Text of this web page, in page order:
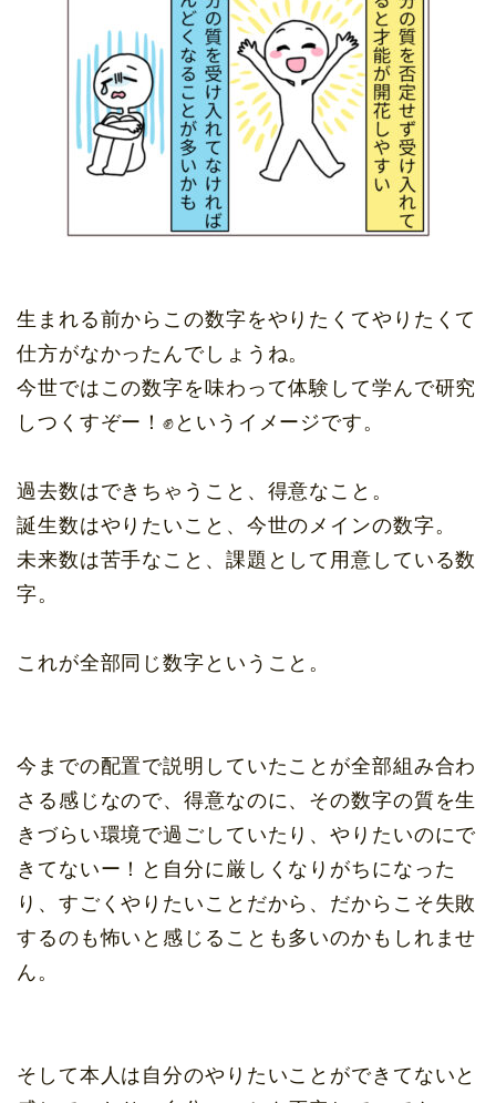
生まれる前からこの数字をやりたくてやりたくて
仕方がなかったんでしょうね。
今世ではこの数字を味わって体験して学んで研究
しつくすぞー！✊というイメージです。
過去数はできちゃうこと、得意なこと。
誕生数はやりたいこと、今世のメインの数字。
未来数は苦手なこと、課題として用意している数
字。
これが全部同じ数字ということ。
今までの配置で説明していたことが全部組み合わ
さる感じなので、得意なのに、その数字の質を生
きづらい環境で過ごしていたり、やりたいのにで
きてないー！と自分に厳しくなりがちになった
り、すごくやりたいことだから、だからこそ失敗
するのも怖いと感じることも多いのかもしれませ
ん。
そして本人は自分のやりたいことができてないと